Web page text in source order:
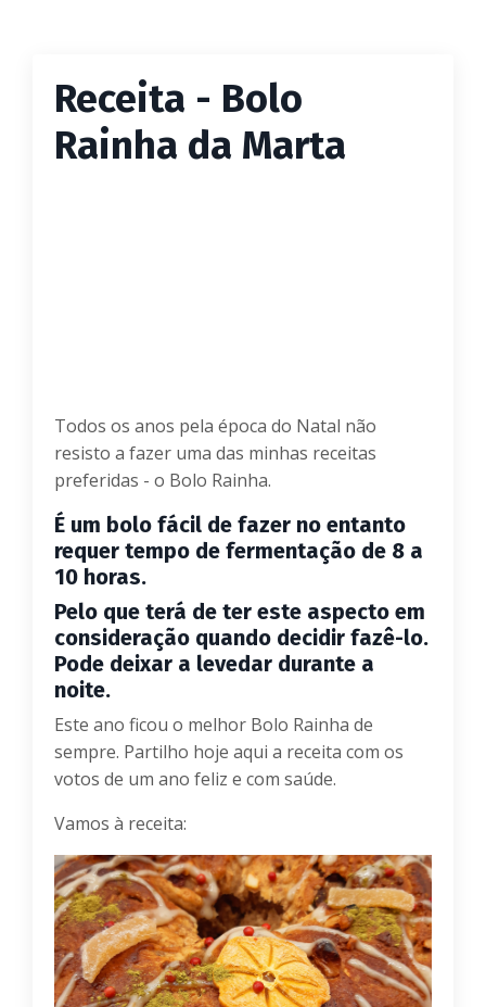
Receita - Bolo
Rainha da Marta
Todos os anos pela época do Natal não
resisto a fazer uma das minhas receitas
preferidas - o Bolo Rainha.
É um bolo fácil de fazer no entanto
requer tempo de fermentação de 8 a
10 horas.
Pelo que terá de ter este aspecto em
consideração quando decidir fazê-lo.
Pode deixar a levedar durante a
noite.
Este ano ficou o melhor Bolo Rainha de
sempre. Partilho hoje aqui a receita com os
votos de um ano feliz e com saúde.
Vamos à receita: